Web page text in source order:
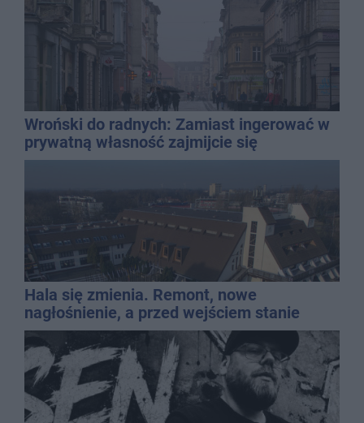
Wroński do radnych: Zamiast ingerować w
prywatną własność zajmijcie się
gospodarką
Hala się zmienia. Remont, nowe
nagłośnienie, a przed wejściem stanie
QEMETICA ARENA